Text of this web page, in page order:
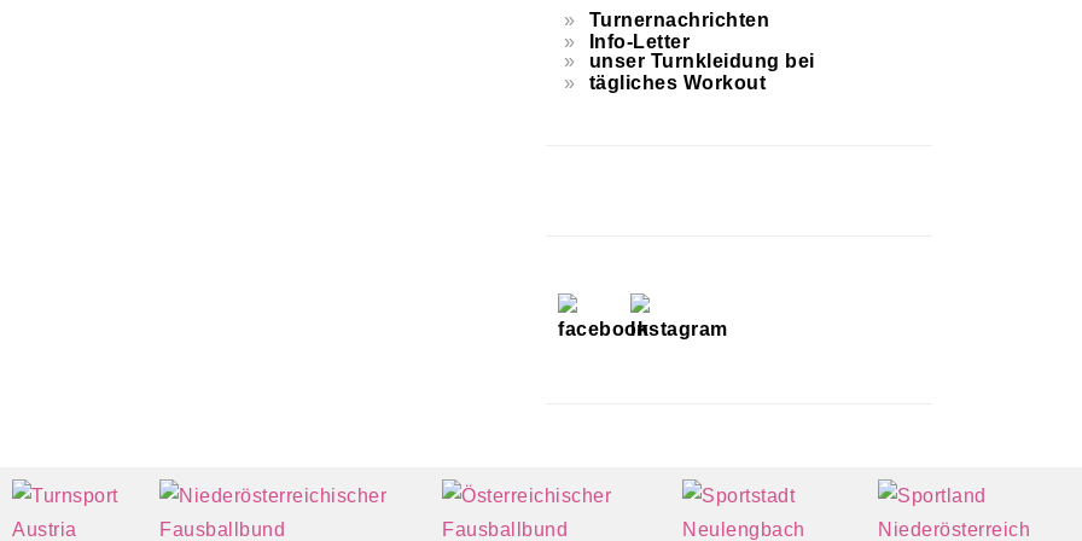
Turnernachrichten
unser Turnkleidung bei
Info-Letter
tägliches Workout